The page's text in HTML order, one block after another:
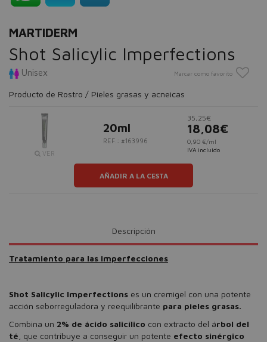
MARTIDERM
Shot Salicylic Imperfections
Unisex Marcar como favorito
Producto de Rostro / Pieles grasas y acneicas
VER
20ml
REF.: #163996
35,25€
18,08€
0,90 €/ml
IVA incluido
AÑADIR A LA CESTA
Descripción
Tratamiento para las imperfecciones
Shot Salicylic Imperfections es un cremigel con una potente
acción seborreguladora y reequilibrante para pieles grasas.
Combina un 2% de ácido salicílico con extracto del árbol del
té , que contribuye a conseguir un potente efecto sinérgico